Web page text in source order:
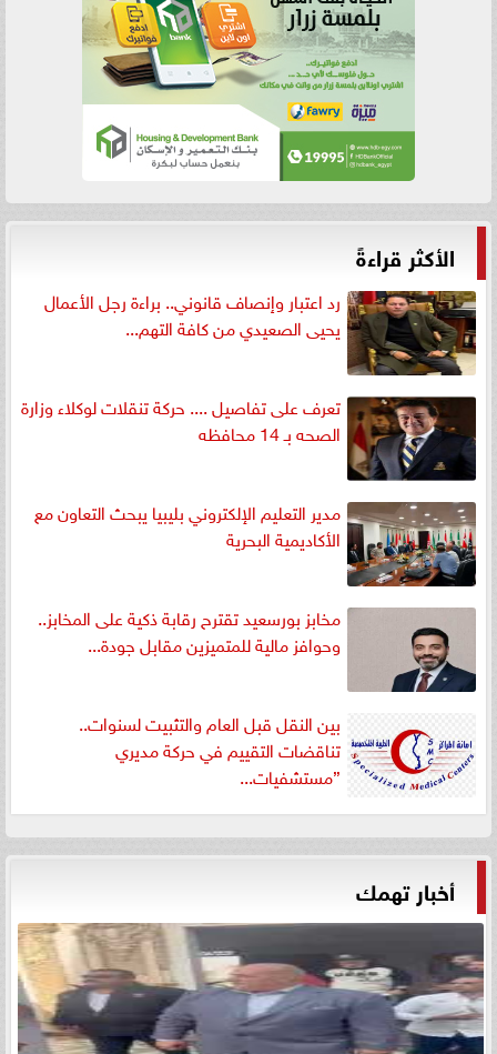
الأكثر قراءةً
رد اعتبار وإنصاف قانوني.. براءة رجل الأعمال
يحيى الصعيدي من كافة التهم...
تعرف على تفاصيل .... حركة تنقلات لوكلاء وزارة
الصحه بـ 14 محافظه
مدير التعليم الإلكتروني بليبيا يبحث التعاون مع
الأكاديمية البحرية
مخابز بورسعيد تقترح رقابة ذكية على المخابز..
وحوافز مالية للمتميزين مقابل جودة...
بين النقل قبل العام والتثبيت لسنوات..
تناقضات التقييم في حركة مديري
”مستشفيات...
أخبار تهمك